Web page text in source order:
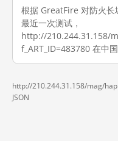
根据 GreatFire 对防火
最近一次测试，
http://210.244.31.158/
f_ART_ID=483780 在中
http://210.244.31.158/mag/
JSON